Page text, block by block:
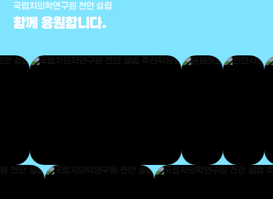
국립치의학연구원 천안 설립
함께 응원합니다.